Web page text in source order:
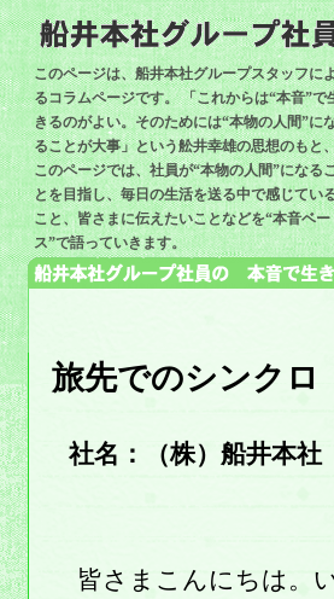
このページは、船井本社グループスタッフに
るコラムページです。 「これからは“本音”で
きるのがよい。そのためには“本物の人間”に
ることが大事」という舩井幸雄の思想のもと
このページでは、社員が“本物の人間”になる
とを目指し、毎日の生活を送る中で感じてい
こと、皆さまに伝えたいことなどを“本音ベー
ス”で語っていきます。
旅先でのシンクロ
社名：（株）船井本
皆さまこんにちは。